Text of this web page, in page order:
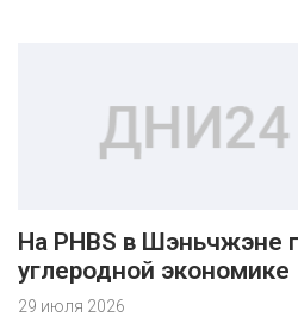
На PHBS в Шэньчжэне
углеродной экономике
29 июля 2026